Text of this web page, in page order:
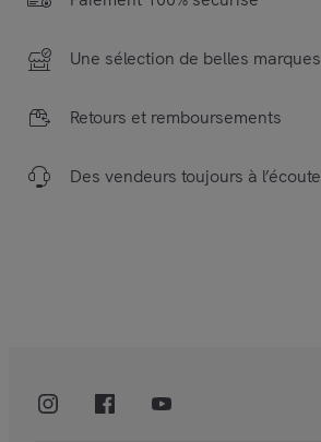
Une sélection de belles marques
Retours et remboursements
Des vendeurs toujours à l’écoute